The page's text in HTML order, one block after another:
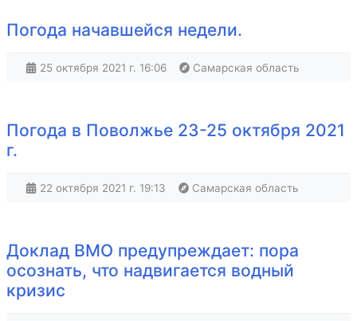
Погода начавшейся недели.
25 октября 2021 г. 16:06 Самарская область
Погода в Поволжье 23-25 октября 2021
г.
22 октября 2021 г. 19:13 Самарская область
Доклад ВМО предупреждает: пора
осознать, что надвигается водный
кризис